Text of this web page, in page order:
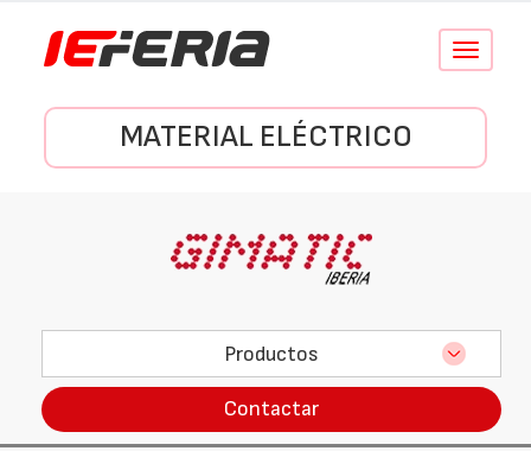
Conmutar
MATERIAL ELÉCTRICO
Productos
Contactar